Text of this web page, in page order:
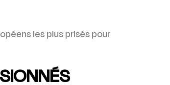
les plus prisés pour